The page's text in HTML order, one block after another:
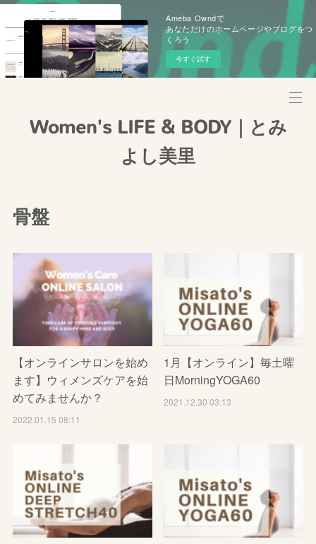
Ameba Owndで
あなただけのホームページやブログをつ
くろう
今すぐ試す
Women's LIFE & BODY｜とみ
よし美里
骨盤
【オンラインサロンを始め
ます】ウィメンズケアを始
めてみませんか？
2022.01.15 08:11
1月【オンライン】毎土曜
日MorningYOGA60
2021.12.30 03:13